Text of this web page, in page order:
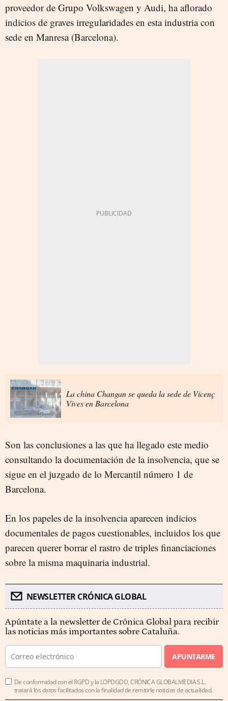
proveedor de Grupo Volkswagen y Audi, ha aflorado
indicios de graves irregularidades en esta industria con
sede en Manresa (Barcelona).
La china Changan se queda la sede de Vicenç
Vives en Barcelona
Son las conclusiones a las que ha llegado este medio
consultando la documentación de la insolvencia, que se
sigue en el juzgado de lo Mercantil número 1 de
Barcelona.
En los papeles de la insolvencia aparecen indicios
documentales de pagos cuestionables, incluidos los que
parecen querer borrar el rastro de triples financiaciones
sobre la misma maquinaria industrial.
NEWSLETTER CRÓNICA GLOBAL
Apúntate a la newsletter de Crónica Global para recibir
las noticias más importantes sobre Cataluña.
APUNTARME
De conformidad con el RGPD y la LOPDGDD, CRÓNICA GLOBALMEDIA S.L.
tratará los datos facilitados con la finalidad de remitirle noticias de actualidad.